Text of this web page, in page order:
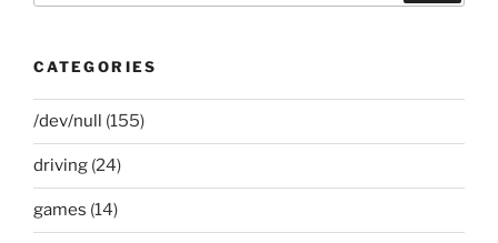
CATEGORIES
/dev/null (155)
driving (24)
games (14)